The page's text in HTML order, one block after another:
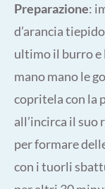
Preparazione:
d’arancia
ultimo il burro e
mano mano le
copritela con la
all’incirca il suo
per formare
con i tuorli